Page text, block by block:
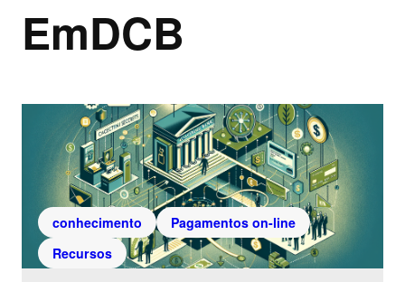
EmDCB
conhecimento
Pagamentos on-line
Recursos